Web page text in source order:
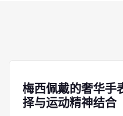
梅西佩戴的奢华手
择与运动精神结合